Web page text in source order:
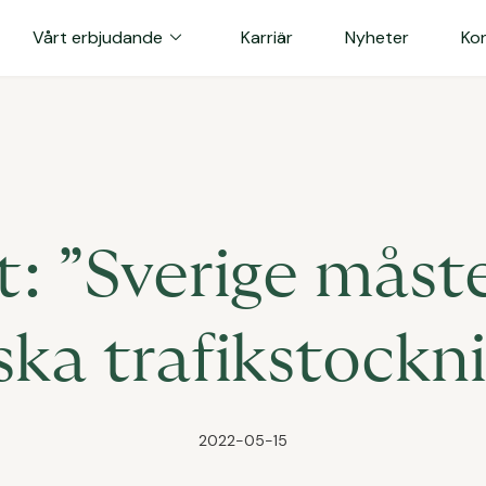
Vårt erbjudande expand_more Karriär Nyheter
”Sverige
2022-05-15